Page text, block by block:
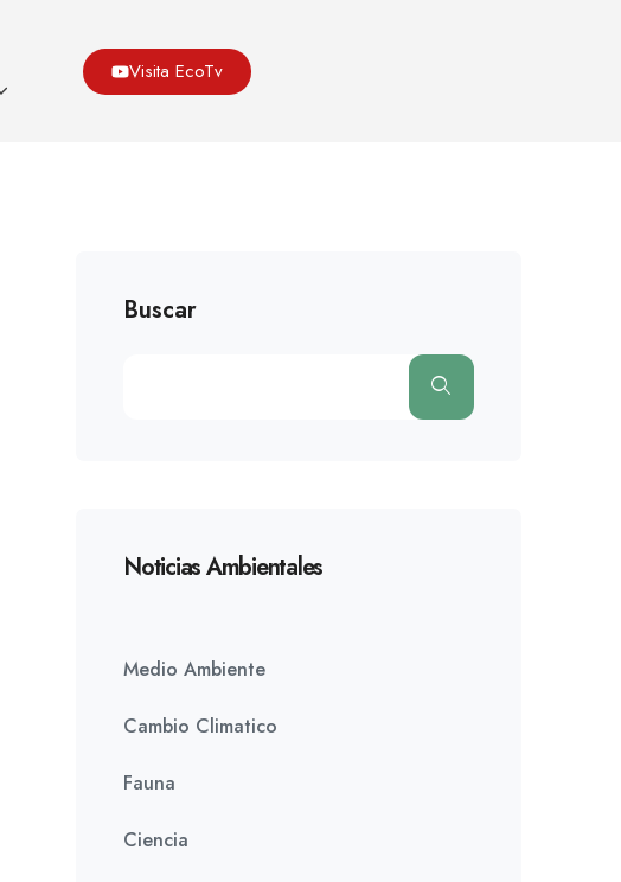
Visita EcoTv
Asoeco
La Mortalidad En Europa Se Doblará Por El Cambio Climático
Buscar
Noticias Ambientales
Medio Ambiente
Cambio Climatico
Fauna
Ciencia